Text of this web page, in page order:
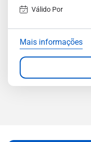
Válido Por
Mais informações